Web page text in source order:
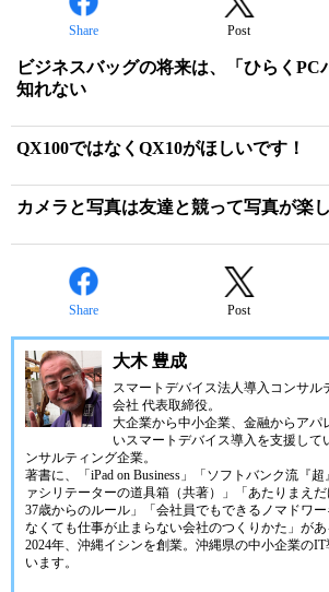
Share Post
ビジネスバッグの将来は、「ひらくPC
知れない
QX100ではなくQX10がほしいです！
カメラと写真は友達と競って写真が楽
Share Post
大木 豊成
スマートデバイス法人導入コンサル
会社 代表取締役。
大企業から中小企業、金融からアパ
いスマートデバイス導入を支援して
ンサルティング企業。
著書に、「iPad on Business」「ソフトバンク流『
ァシリテーターの道具箱（共著）」「あたりまえ
37歳からのルール」「会社員でもできるノマドワ
なくても仕事が止まらない会社のつくりかた」があ
2024年、 沖縄イシンを創業。沖縄県の中小企業の
います。